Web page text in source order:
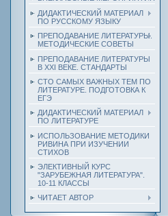
ДИДАКТИЧЕСКИЙ МАТЕРИАЛ
ПО РУССКОМУ ЯЗЫКУ
ПРЕПОДАВАНИЕ ЛИТЕРАТУРЫ.
МЕТОДИЧЕСКИЕ СОВЕТЫ
ПРЕПОДАВАНИЕ ЛИТЕРАТУРЫ
В XXI ВЕКЕ. СТАНДАРТЫ
СТО САМЫХ ВАЖНЫХ ТЕМ ПО
ЛИТЕРАТУРЕ. ПОДГОТОВКА К
ЕГЭ
ДИДАКТИЧЕСКИЙ МАТЕРИАЛ
ПО ЛИТЕРАТУРЕ
ИСПОЛЬЗОВАНИЕ МЕТОДИКИ
РИВИНА ПРИ ИЗУЧЕНИИ
СТИХОВ
ЭЛЕКТИВНЫЙ КУРС
"ЗАРУБЕЖНАЯ ЛИТЕРАТУРА".
10-11 КЛАССЫ
ЧИТАЕТ АВТОР